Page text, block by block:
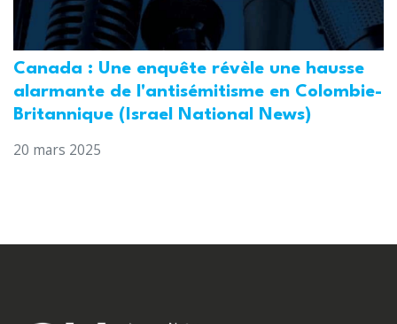
Canada : Une enquête révèle une hausse
alarmante de l'antisémitisme en Colombie-
Britannique (Israel National News)
20 mars 2025